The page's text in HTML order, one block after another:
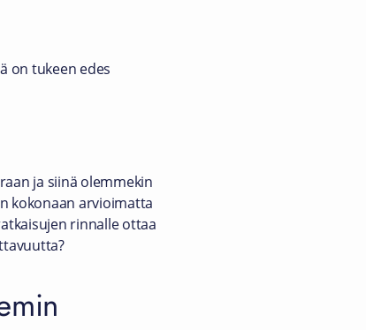
on tukeen edes
ja siinä olemmekin
kokonaan arvioimatta
rinnalle ottaa